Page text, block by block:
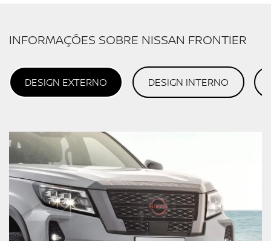
INFORMAÇÕES SOBRE NISSAN FRONTIER
DESIGN EXTERNO DESIGN INTERNO